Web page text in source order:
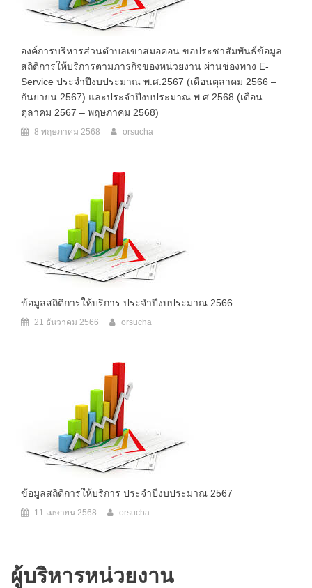
องค์การบริหารส่วนตำบลเขาสมอคอน ขอประชาสัมพันธ์ข้อมูล
สถิติการให้บริการตามภารกิจของหน่วยงาน ผ่านช่องทาง E-
Service ประจำปีงบประมาณ พ.ศ.2567 (เดือนตุลาคม 2566 –
กันยายน 2567) และประจำปีงบประมาณ พ.ศ.2568 (เดือน
ตุลาคม 2567 – พฤษภาคม 2568)
8 พฤษภาคม 2568 orsucha
ข้อมูลสถิติการให้บริการ ประจำปีงบประมาณ 2566
21 ธันวาคม 2566 orsucha
ข้อมูลสถิติการให้บริการ ประจำปีงบประมาณ 2567
11 เมษายน 2568 orsucha
ผู้บริหารหน่วยงาน